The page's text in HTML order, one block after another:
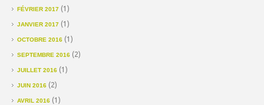
FÉVRIER 2017 (1)
JANVIER 2017 (1)
OCTOBRE 2016 (1)
SEPTEMBRE 2016 (2)
JUILLET 2016 (1)
JUIN 2016 (2)
AVRIL 2016 (1)